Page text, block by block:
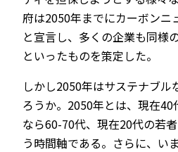
府は2050年までにカーボンニ
と宣言し、多くの企業も同様
といったものを策定した。
しかし2050年はサステナブル
ろうか。2050年とは、現在
なら60-70代、現在20代の若
う時間軸である。さらに、い